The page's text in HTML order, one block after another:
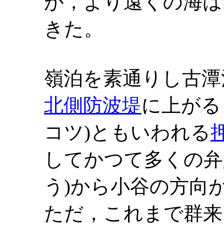
きた。
嶺泊を素通りし古
北側防波堤に上が
コツ)ともいわれる
してかつて多くの
う)から小谷の方向
ただ，これまで群